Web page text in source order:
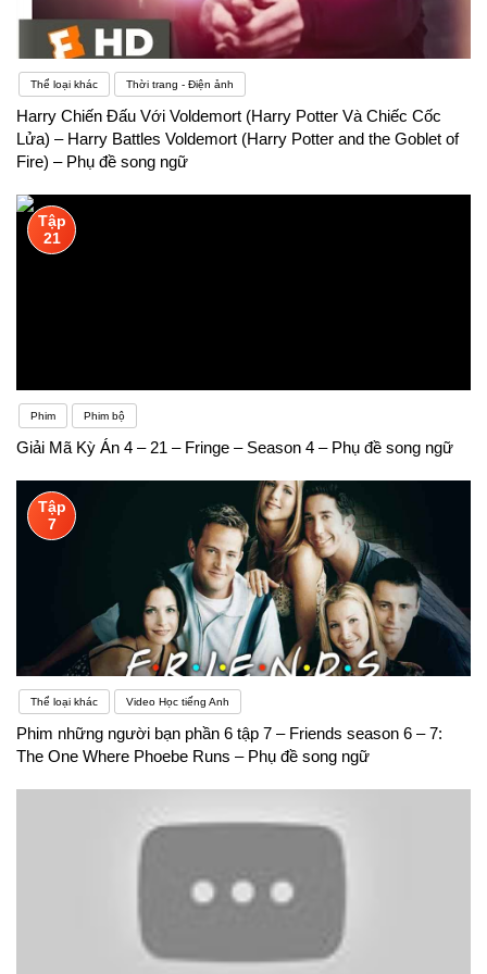
Thể loại khác Thời trang - Điện ảnh
Harry Chiến Đấu Với Voldemort (Harry Potter Và Chiếc Cốc
Lửa) – Harry Battles Voldemort (Harry Potter and the Goblet of
Fire) – Phụ đề song ngữ
Tập
21
Phim Phim bộ
Giải Mã Kỳ Án 4 – 21 – Fringe – Season 4 – Phụ đề song ngữ
Tập
7
Thể loại khác Video Học tiếng Anh
Phim những người bạn phần 6 tập 7 – Friends season 6 – 7:
The One Where Phoebe Runs – Phụ đề song ngữ